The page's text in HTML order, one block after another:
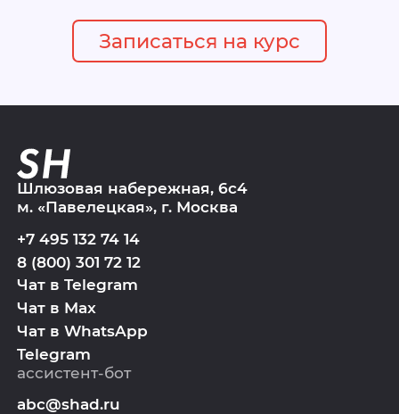
Записаться на курс
Шлюзовая набережная, 6с4
м. «Павелецкая», г. Москва
+7 495 132 74 14
8 (800) 301 72 12
Чат в Telegram
Чат в Max
Чат в WhatsApp
Telegram
ассистент-бот
abc@shad.ru